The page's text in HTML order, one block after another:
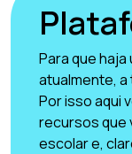
Para que
atualmente, a
Por isso aqui
recursos que
escolar e,